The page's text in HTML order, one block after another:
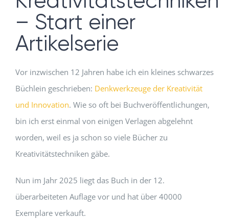
– Start einer
Artikelserie
Vor inzwischen 12 Jahren habe ich ein kleines schwarzes
Büchlein geschrieben: Denkwerkzeuge der Kreativität
und Innovation. Wie so oft bei Buchveröffentlichungen,
bin ich erst einmal von einigen Verlagen abgelehnt
worden, weil es ja schon so viele Bücher zu
Kreativitätstechniken gäbe.
Nun im Jahr 2025 liegt das Buch in der 12.
überarbeiteten Auflage vor und hat über 40000
Exemplare verkauft.